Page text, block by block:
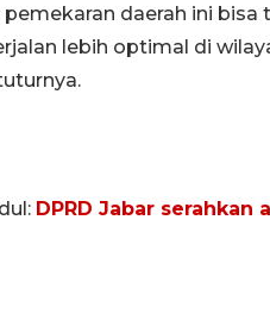
daerah ini bisa
lebih optimal di
DPRD Jabar serahkan